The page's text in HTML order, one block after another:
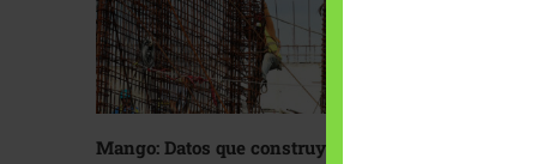
Mango: Datos que construyen confianza